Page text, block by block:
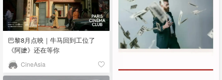
巴黎8月点映｜牛马回到工位了
《阿嬷》还在等你
CineAsia